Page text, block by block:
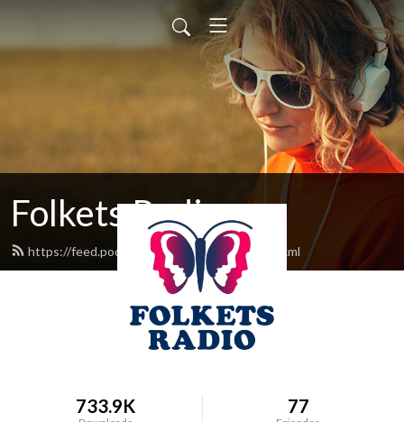
Folkets Radio
https://feed.podbean.com/folketsradio/feed.xml
733.9K 77